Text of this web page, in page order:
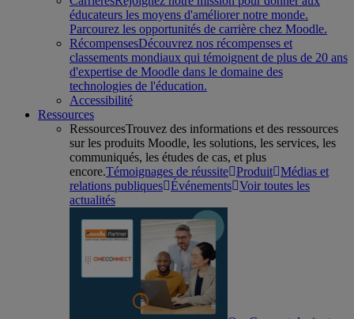
éducateurs les moyens d'améliorer notre monde.
Parcourez les opportunités de carrière chez Moodle.
RécompensesDécouvrez nos récompenses et
classements mondiaux qui témoignent de plus de 20 ans
d'expertise de Moodle dans le domaine des
technologies de l'éducation.
Accessibilité
Ressources
RessourcesTrouvez des informations et des ressources
sur les produits Moodle, les solutions, les services, les
communiqués, les études de cas, et plus
encore.Témoignages de réussite Produit Médias et
relations publiques Événements Voir toutes les
actualités